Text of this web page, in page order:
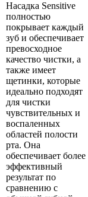
Насадка Sensitive
полностью
покрывает каждый
зуб и обеспечивает
превосходное
качество чистки, а
также имеет
щетинки, которые
идеально подходят
для чистки
чувствительных и
воспаленных
областей полости
рта. Она
обеспечивает более
эффективный
результат по
сравнению с